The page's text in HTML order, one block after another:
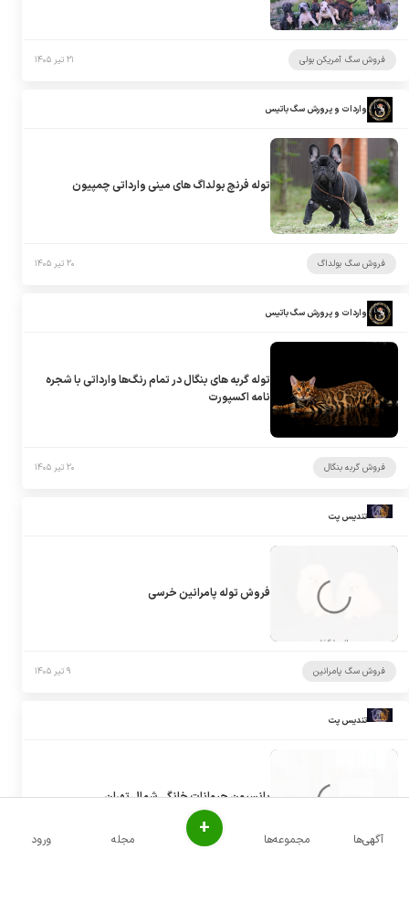
فروش سگ آمریکن بولی ۲۱ تیر ۱۴۰۵
واردات و پرورش سگ باتیس
توله فرنچ بولداگ های مینی وارداتی چمپیون
فروش سگ بولداگ ۲۰ تیر ۱۴۰۵
واردات و پرورش سگ باتیس
توله گربه های بنگال در تمام رنگ‌ها وارداتی با شجره
نامه اکسپورت
فروش گربه بنگال ۲۰ تیر ۱۴۰۵
تندیس پت
فروش توله پامرانین خرسی
فروش سگ پامرانین ۹ تیر ۱۴۰۵
تندیس پت
پانسیون حیوانات خانگی شمال تهران
ورود مجله + مجموعه‌ها آگهی‌ها